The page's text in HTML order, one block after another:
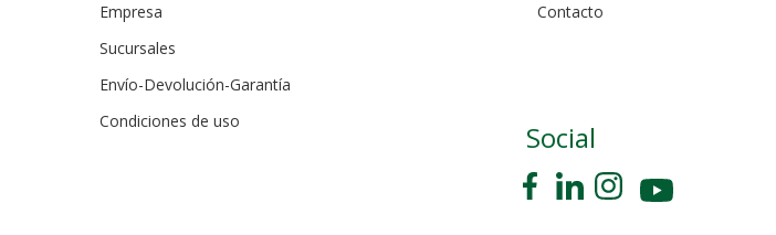
Empresa
Sucursales
Envío-Devolución-Garantía
Condiciones de uso
Contacto
Social